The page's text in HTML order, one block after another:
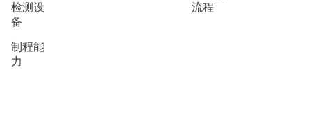
检测设
备
制程能
力
流程